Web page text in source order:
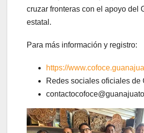
cruzar fronteras con el apoyo del
estatal.
Para más información y registro:
https://
Redes sociales oficiales de